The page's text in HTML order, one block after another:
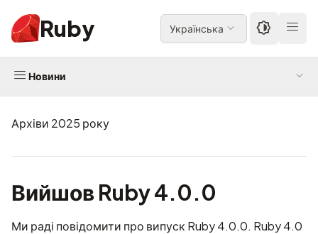
Ruby Українська
Новини
Архіви 2025 року
Вийшов Ruby 4.0.0
Ми раді повідомити про випуск Ruby 4.0.0. Ruby 4.0